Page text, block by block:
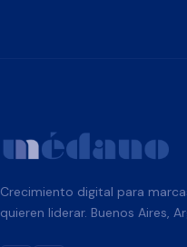
Crecimiento digital para
quieren liderar. Buenos Aires,